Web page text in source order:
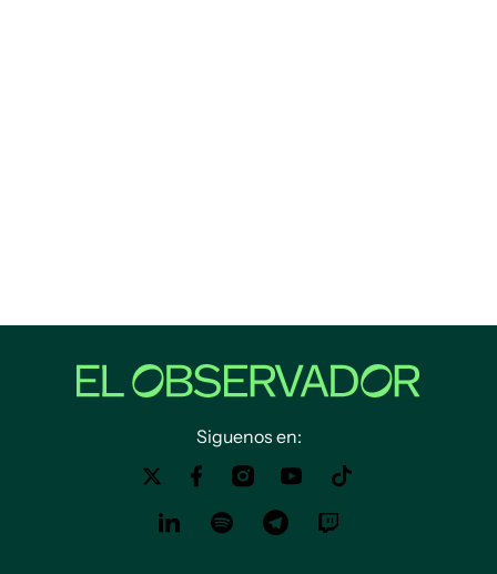
Siguenos en: